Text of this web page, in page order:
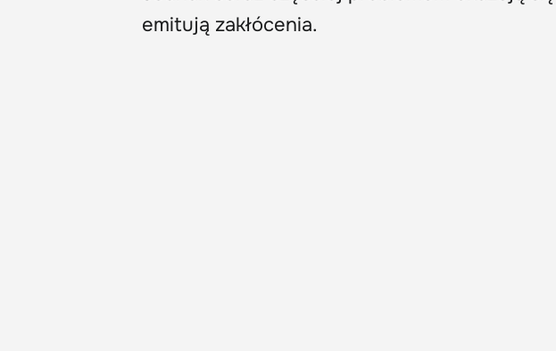
emitują zakłócenia.